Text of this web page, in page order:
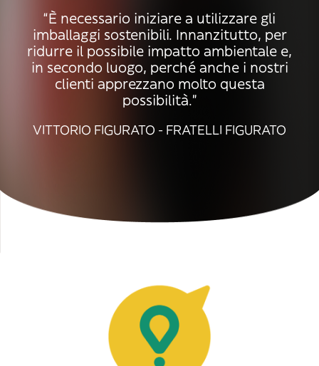
“È necessario iniziare a utilizzare gli
imballaggi sostenibili. Innanzitutto, per
ridurre il possibile impatto ambientale e,
in secondo luogo, perché anche i nostri
clienti apprezzano molto questa
possibilità.”
VITTORIO FIGURATO - FRATELLI FIGURATO